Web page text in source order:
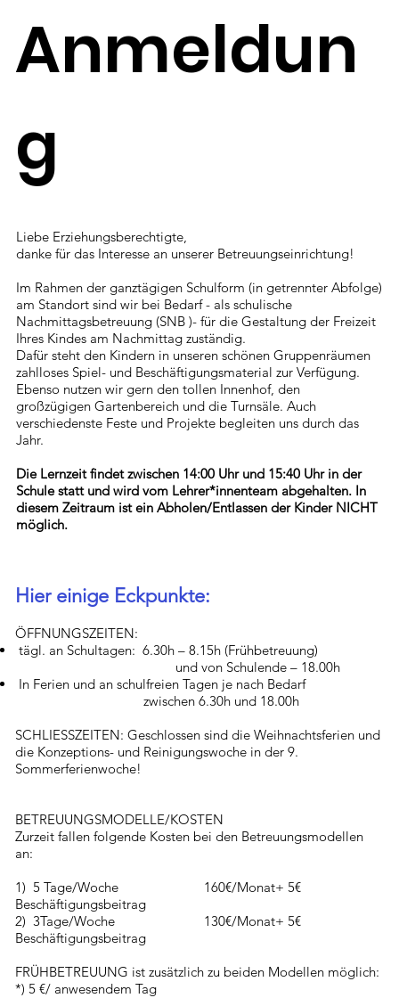
Anmeldun
g
Liebe Erziehungsberechtigte,
danke für das Interesse an unserer Betreuungseinrichtung!
Im Rahmen der ganztägigen Schulform (in getrennter Abfolge)
am Standort sind wir bei Bedarf - als schulische
Nachmittagsbetreuung (SNB )- für die Gestaltung der Freizeit
Ihres Kindes am Nachmittag zuständig.
Dafür steht den Kindern in unseren schönen Gruppenräumen
zahlloses Spiel- und Beschäftigungsmaterial zur Verfügung.
Ebenso nutzen wir gern den tollen Innenhof, den
großzügigen Gartenbereich und die Turnsäle. Auch
verschiedenste Feste und Projekte begleiten uns durch das
Jahr.
Die Lernzeit findet zwischen 14:00 Uhr und 15:40 Uhr in der
Schule statt und wird vom Lehrer*innenteam abgehalten. In
diesem Zeitraum ist ein Abholen/Entlassen der Kinder NICHT
möglich.
Hier einige Eckpunkte:
ÖFFNUNGSZEITEN:
tägl. an Schultagen: 6.30h – 8.15h (Frühbetreuung)
und von Schulende – 18.00h
In Ferien und an schulfreien Tagen je nach Bedarf
zwischen 6.30h und 18.00h
SCHLIESSZEITEN: Geschlossen sind die Weihnachtsferien und
die Konzeptions- und Reinigungswoche in der 9.
Sommerferienwoche!
BETREUUNGSMODELLE/KOSTEN
Zurzeit fallen folgende Kosten bei den Betreuungsmodellen
an:
1) 5 Tage/Woche 160€/Monat+ 5€
Beschäftigungsbeitrag
2) 3Tage/Woche 130€/Monat+ 5€
Beschäftigungsbeitrag
FRÜHBETREUUNG ist zusätzlich zu beiden Modellen möglich:
*) 5 €/ anwesendem Tag